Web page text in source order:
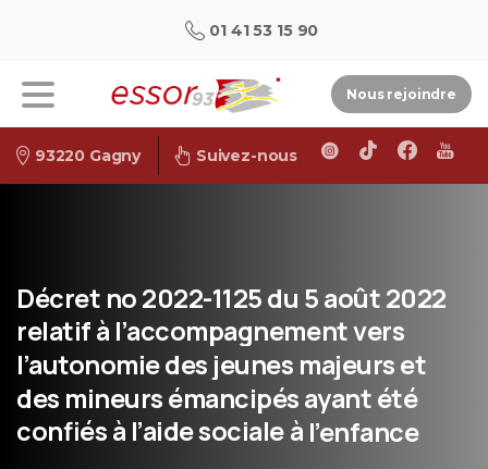
01 41 53 15 90
Nous rejoindre
93220 Gagny Suivez-nous
Décret no2022-1125du 5août2022
relatifà l’accompagnementvers
l’autonomiedes jeunes majeurset
des mineursémancipésayantété
confiésà l’aidesocialeà l’enfance